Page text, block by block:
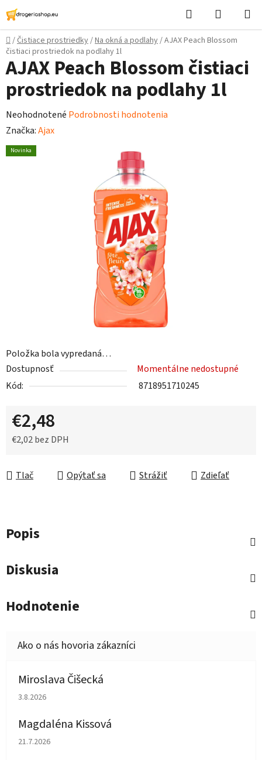
Prejsť
na
obsah
Hľadať
košík
Domov
/Čistiace prostriedky/Na okná a podlahy/AJAX Peach Blossom
čistiaci prostriedok na podlahy 1l
Položka bola vypredaná…
Dostupnosť
Momentálne nedostupné
Kód:
8718951710245
€2,48
€2,02 bez DPH
Tlač
Opýtať sa Strážiť Zdieľať
AJAX Peach Blossom čistiaci
prostriedok na podlahy 1l
Priemerné
hodnotenie
produktu
Neohodnotené Podrobnosti hodnotenia
Značka:Ajax
Novinka
Popis
Diskusia
Hodnotenie
Miroslava Čišecká
Hodnotenie obchodu je 1 z 5 hviezdičiek.
3.8.2026
Magdaléna Kissová
Hodnotenie obchodu je 5 z 5 hviezdičiek.
21.7.2026